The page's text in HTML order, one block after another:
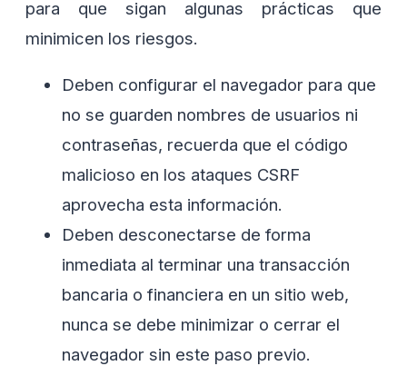
para que sigan algunas prácticas que
minimicen los riesgos.
Deben configurar el navegador para que
no se guarden nombres de usuarios ni
contraseñas, recuerda que el código
malicioso en los ataques CSRF
aprovecha esta información.
Deben desconectarse de forma
inmediata al terminar una transacción
bancaria o financiera en un sitio web,
nunca se debe minimizar o cerrar el
navegador sin este paso previo.